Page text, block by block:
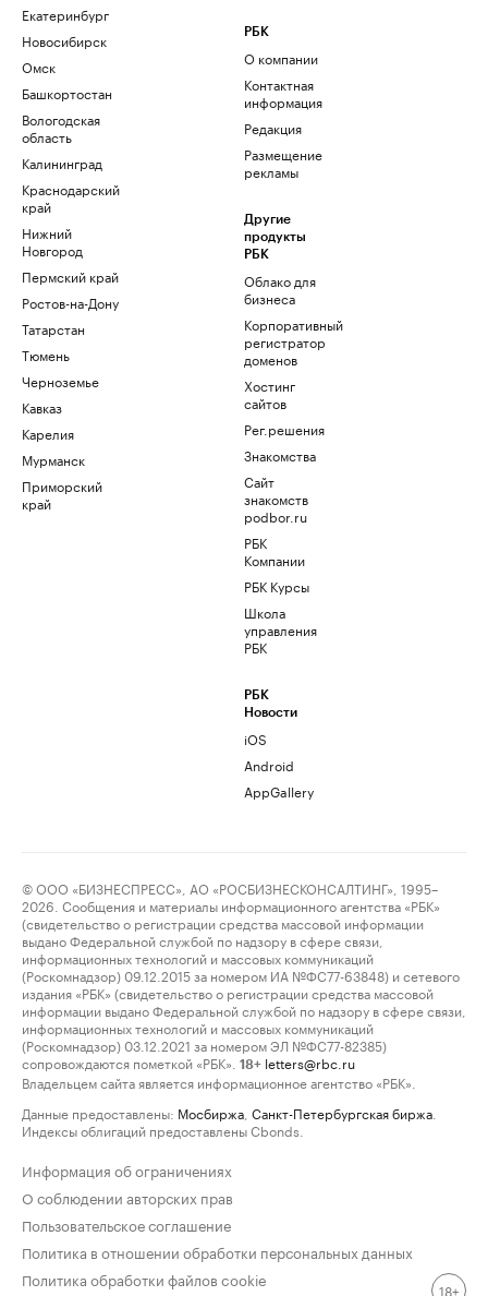
Екатеринбург
Новосибирск
Омск
Башкортостан
Вологодская
область
Калининград
Краснодарский
край
Нижний
Новгород
Пермский край
Ростов-на-Дону
Татарстан
Тюмень
Черноземье
Кавказ
Карелия
Мурманск
Приморский
край
РБК
О компании
Контактная
информация
Редакция
Размещение
рекламы
Другие
продукты
РБК
Облако для
бизнеса
Корпоративный
регистратор
доменов
Хостинг
сайтов
Рег.решения
Знакомства
Сайт
знакомств
podbor.ru
РБК
Компании
РБК Курсы
Школа
управления
РБК
РБК
Новости
iOS
Android
AppGallery
© ООО «БИЗНЕСПРЕСС», АО «РОСБИЗНЕСКОНСАЛТИНГ», 1995–
2026. Сообщения и материалы информационного агентства «РБК»
(свидетельство о регистрации средства массовой информации
выдано Федеральной службой по надзору в сфере связи,
информационных технологий и массовых коммуникаций
(Роскомнадзор) 09.12.2015 за номером ИА №ФС77-63848) и сетевого
издания «РБК» (свидетельство о регистрации средства массовой
информации выдано Федеральной службой по надзору в сфере связи,
информационных технологий и массовых коммуникаций
(Роскомнадзор) 03.12.2021 за номером ЭЛ №ФС77-82385)
сопровождаются пометкой «РБК».
18+ letters@rbc.ru
Владельцем сайта является информационное агентство «РБК».
Данные предоставлены: Мосбиржа Санкт-Петербургская биржа
Индексы облигаций предоставлены Cbonds.
Информация об ограничениях
О соблюдении авторских прав
Пользовательское соглашение
Политика в отношении обработки персональных данных
Политика обработки файлов cookie
18+